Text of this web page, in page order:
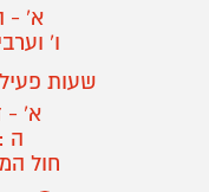
א' -
ו'
שעות
א' -
ה :
חול